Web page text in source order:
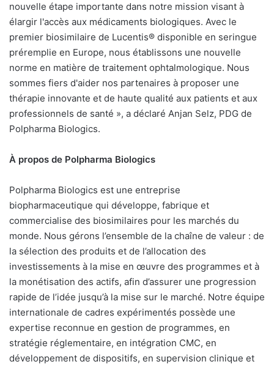
nouvelle étape importante dans notre mission visant à
élargir l'accès aux médicaments biologiques. Avec le
premier biosimilaire de Lucentis® disponible en seringue
préremplie en Europe, nous établissons une nouvelle
norme en matière de traitement ophtalmologique. Nous
sommes fiers d'aider nos partenaires à proposer une
thérapie innovante et de haute qualité aux patients et aux
professionnels de santé », a déclaré Anjan Selz, PDG de
Polpharma Biologics.
À propos de Polpharma Biologics
Polpharma Biologics est une entreprise
biopharmaceutique qui développe, fabrique et
commercialise des biosimilaires pour les marchés du
monde. Nous gérons l’ensemble de la chaîne de valeur : de
la sélection des produits et de l’allocation des
investissements à la mise en œuvre des programmes et à
la monétisation des actifs, afin d’assurer une progression
rapide de l’idée jusqu’à la mise sur le marché. Notre équipe
internationale de cadres expérimentés possède une
expertise reconnue en gestion de programmes, en
stratégie réglementaire, en intégration CMC, en
développement de dispositifs, en supervision clinique et